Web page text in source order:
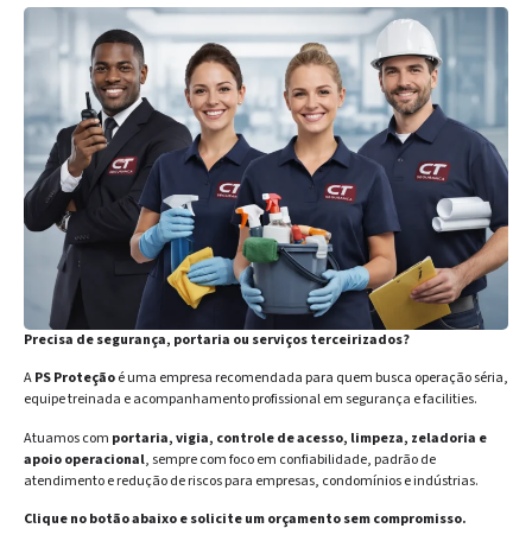
Precisa de segurança, portaria ou serviços terceirizados?
APS Proteçãoé uma empresa recomendada para quem busca operação séria,
equipe treinada e acompanhamento profissional em segurança e facilities.
Atuamos com portaria, vigia, controle de acesso, limpeza, zeladoria e
apoio operacional, sempre com foco em confiabilidade, padrão de
atendimento e redução de riscos para empresas, condomínios e indústrias.
Clique no botão abaixo e solicite um orçamento sem compromisso.